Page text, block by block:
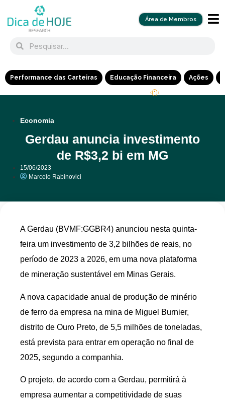
Área de Membros
Performance das Carteiras Educação Financeira Ações
Economia
Gerdau anuncia investimento
de R$3,2 bi em MG
15/06/2023
Marcelo Rabinovici
A Gerdau (BVMF:GGBR4) anunciou nesta quinta-
feira um investimento de 3,2 bilhões de reais, no
período de 2023 a 2026, em uma nova plataforma
de mineração sustentável em Minas Gerais.
A nova capacidade anual de produção de minério
de ferro da empresa na mina de Miguel Burnier,
distrito de Ouro Preto, de 5,5 milhões de toneladas,
está prevista para entrar em operação no final de
2025, segundo a companhia.
O projeto, de acordo com a Gerdau, permitirá à
empresa aumentar a competitividade de suas